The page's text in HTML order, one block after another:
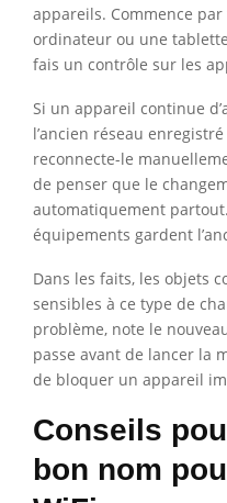
appareils. Commence
ordinateur ou une
fais un contrôle sur les
Si un appareil continue
l’ancien réseau
reconnecte-le
de penser que le
automatiquement
équipements gardent
Dans les faits, les objets
sensibles à ce type de
problème, note le
passe avant de lancer la
de bloquer un appareil
Conseils
bon nom